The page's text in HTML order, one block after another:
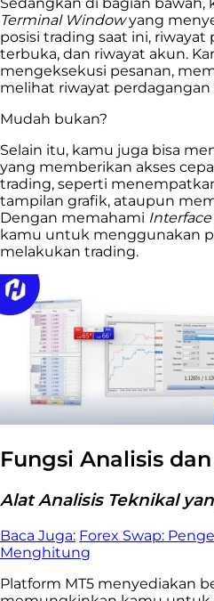
Sedangkan di bagian
Terminal Windowyang
posisi trading saat ini, riwayat
terbuka, dan riwayat akun.
mengeksekusi pesanan,
melihat riwayat perdagangan
Mudah bukan?
Selain itu, kamu juga bisa
yang memberikan akses
trading, seperti
tampilan grafik, ataupun
Dengan memahami Interface
kamu untuk menggunakan
melakukan trading.
Fungsi Analisis
Alat Analisis Teknikal
Baca Juga: Forex Swap:
Menghitung
Platform MT5 menyediakan